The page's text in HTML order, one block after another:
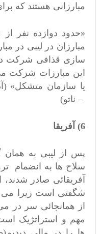
مبارزانی هستند که
«حدود دوازده نفر
مبارزان در لیبی در
سازی قذافی شرکت
این مبارزات شرکت
– ناتو)
6) آفریقا
پس از لیبی به همان
سلاح ها به انضمام
آفریقائی صادر
شگفتی است زیرا می
از همانجائی سر در
مهم و استراتژیک